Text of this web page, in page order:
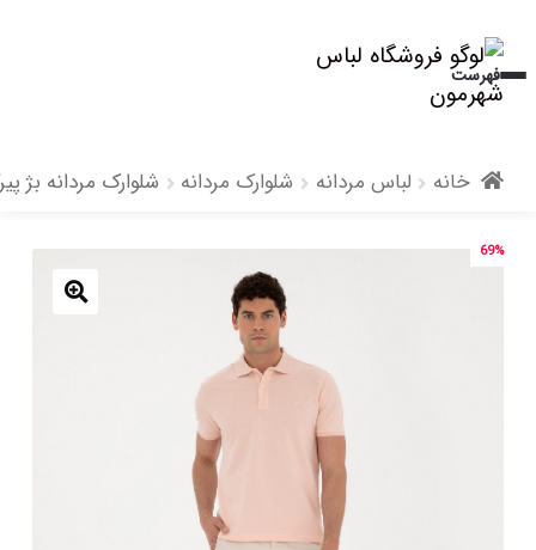
پرش
به
پرش
به
فهرست
خانه لباس مردانه شلوارک مردانه شلوارک مردانه بژ
69%